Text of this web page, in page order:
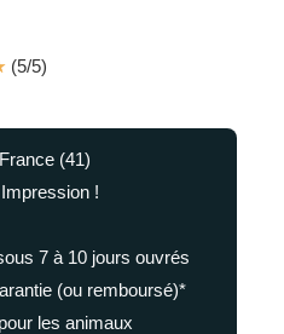
(5/5)
(41)
!
7 à 10 jours ouvrés
(ou remboursé)*
les animaux